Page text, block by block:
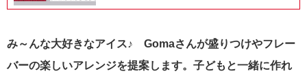
み～んな大好きなアイス♪ Gomaさんが盛りつけやフレー
バーの楽しいアレンジを提案します。 子どもと一緒に作れ